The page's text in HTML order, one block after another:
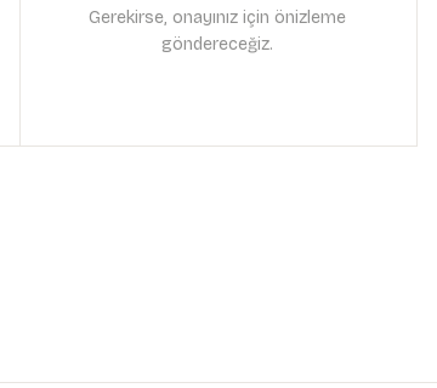
Gerekirse, onayınız için önizleme
göndereceğiz.